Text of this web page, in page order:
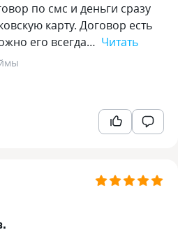
по смс и деньги сразу
карту. Договор есть
его всегда… Читать